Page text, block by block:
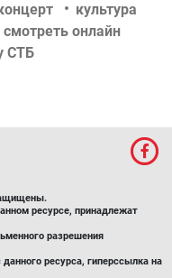
культура
смотреть онлайн
СТБ
ресурсе, принадлежат
разрешения
ресурса, гиперссылка на